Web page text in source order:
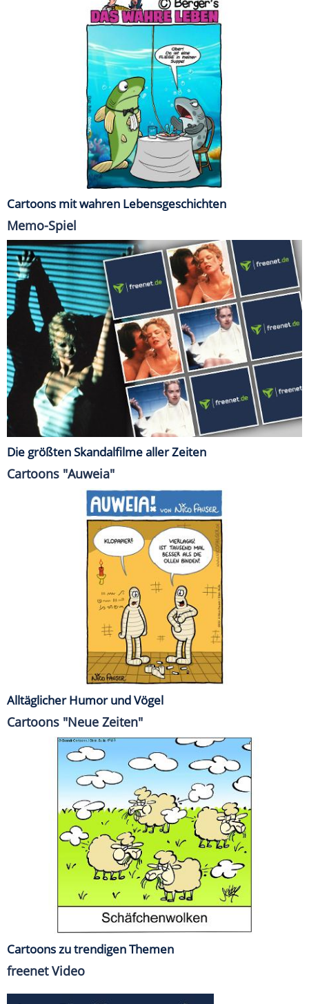
Cartoons mit wahren Lebensgeschichten
Memo-Spiel
Die größten Skandalfilme aller Zeiten
Cartoons "Auweia"
Alltäglicher Humor und Vögel
Cartoons "Neue Zeiten"
Cartoons zu trendigen Themen
freenet Video